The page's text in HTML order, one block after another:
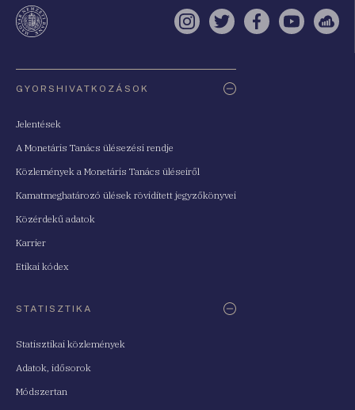
Instagram
TwitterFacebook
YouTube
GYORSHIVATKOZÁSOK
Jelentések
A Monetáris Tanács ülésezési rendje
Közlemények a Monetáris Tanács üléseiről
Kamatmeghatározó ülések rövidített jegyzőkönyvei
Közérdekű adatok
Karrier
Etikai kódex
STATISZTIKA
Statisztikai közlemények
Adatok, idősorok
Módszertan